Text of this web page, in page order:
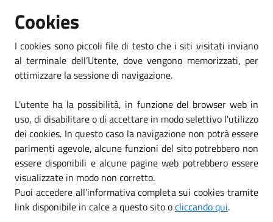
Cookies
I cookies sono piccoli file di testo che i siti visitati inviano
al terminale dell’Utente, dove vengono memorizzati, per
ottimizzare la sessione di navigazione.
L'utente ha la possibilità, in funzione del browser web in
uso, di disabilitare o di accettare in modo selettivo l'utilizzo
dei cookies. In questo caso la navigazione non potrà essere
parimenti agevole, alcune funzioni del sito potrebbero non
essere disponibili e alcune pagine web potrebbero essere
visualizzate in modo non corretto.
Puoi accedere all’informativa completa sui cookies tramite
link disponibile in calce a questo sito ocliccando qui.